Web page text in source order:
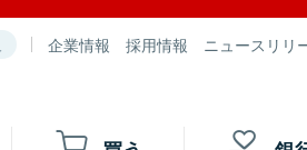
企業情報 採用情報 ニュースリリ